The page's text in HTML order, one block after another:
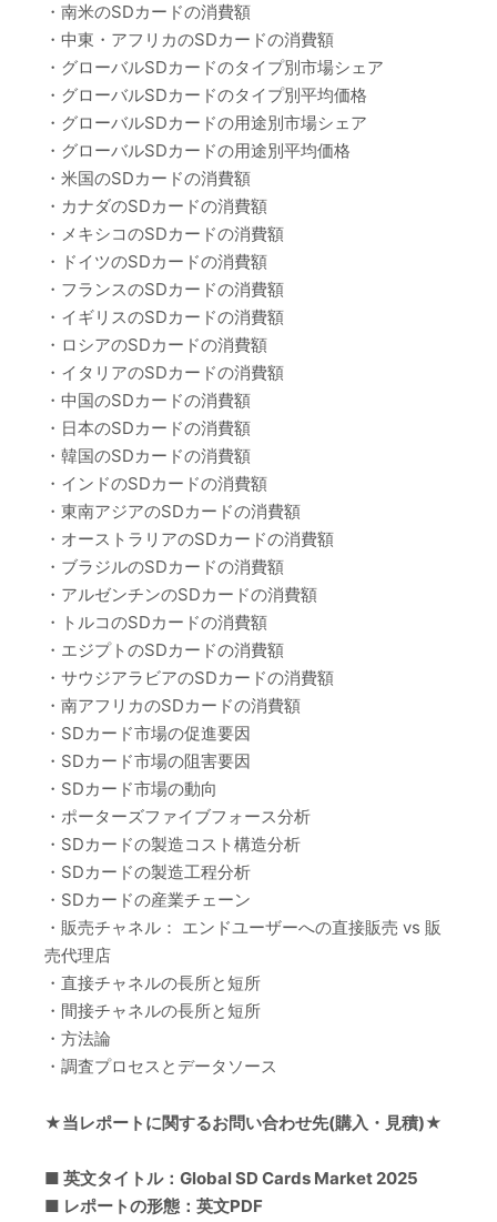
・南米のSDカードの消費額
・中東・アフリカのSDカードの消費額
・グローバルSDカードのタイプ別市場シェア
・グローバルSDカードのタイプ別平均価格
・グローバルSDカードの用途別市場シェア
・グローバルSDカードの用途別平均価格
・米国のSDカードの消費額
・カナダのSDカードの消費額
・メキシコのSDカードの消費額
・ドイツのSDカードの消費額
・フランスのSDカードの消費額
・イギリスのSDカードの消費額
・ロシアのSDカードの消費額
・イタリアのSDカードの消費額
・中国のSDカードの消費額
・日本のSDカードの消費額
・韓国のSDカードの消費額
・インドのSDカードの消費額
・東南アジアのSDカードの消費額
・オーストラリアのSDカードの消費額
・ブラジルのSDカードの消費額
・アルゼンチンのSDカードの消費額
・トルコのSDカードの消費額
・エジプトのSDカードの消費額
・サウジアラビアのSDカードの消費額
・南アフリカのSDカードの消費額
・SDカード市場の促進要因
・SDカード市場の阻害要因
・SDカード市場の動向
・ポーターズファイブフォース分析
・SDカードの製造コスト構造分析
・SDカードの製造工程分析
・SDカードの産業チェーン
・販売チャネル： エンドユーザーへの直接販売 vs 販
売代理店
・直接チャネルの長所と短所
・間接チャネルの長所と短所
・方法論
・調査プロセスとデータソース
★当レポートに関するお問い合わせ先(購入・見積)★
■ 英文タイトル：Global SD Cards Market 2025
■ レポートの形態：英文PDF